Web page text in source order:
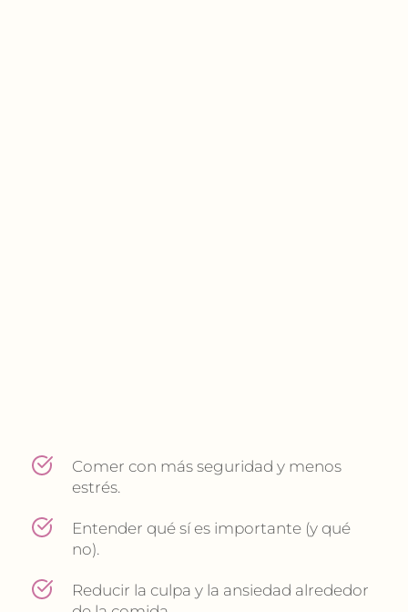
Comer con más seguridad y menos
estrés.
Entender qué sí es importante (y qué
no).
Reducir la culpa y la ansiedad alrededor